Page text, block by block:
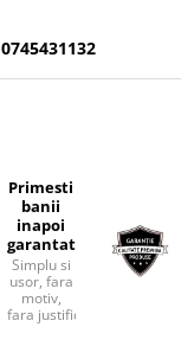
0745431132
Primesti
banii
inapoi
garantat
Simplu si
usor, fara
motiv,
fara justificari.